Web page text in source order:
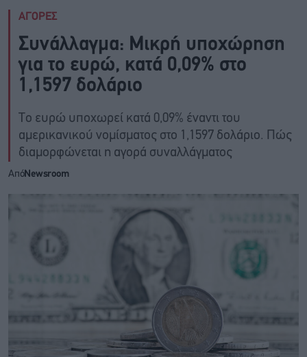
ΑΓΟΡΕΣ
Συνάλλαγμα: Μικρή υποχώρηση
για το ευρώ, κατά 0,09% στο
1,1597 δολάριο
Το ευρώ υποχωρεί κατά 0,09% έναντι του
αμερικανικού νομίσματος στο 1,1597 δολάριο. Πώς
διαμορφώνεται η αγορά συναλλάγματος
ΑπόNewsroom